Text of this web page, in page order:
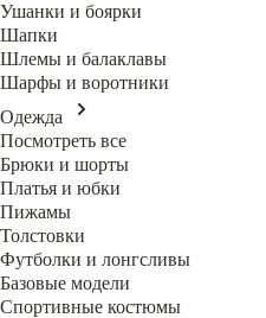
Ушанки и боярки
Шапки
Шлемы и балаклавы
Шарфы и воротники
Одежда
Посмотреть все
Брюки и шорты
Платья и юбки
Пижамы
Толстовки
Футболки и лонгсливы
Базовые модели
Спортивные костюмы